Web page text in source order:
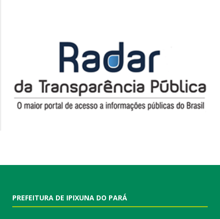
PREFEITURA DE IPIXUNA DO PARÁ